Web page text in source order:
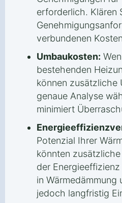
erforderlich. Klären
verbundenen
Umbaukosten:
bestehenden
können zusätzliche
genaue Analyse
minimiert
Potenzial Ihrer
könnten
der
in Wärmedämmung
jedoch langfristig